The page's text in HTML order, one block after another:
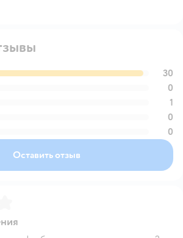
30
0
1
0
0
Оставить отзыв